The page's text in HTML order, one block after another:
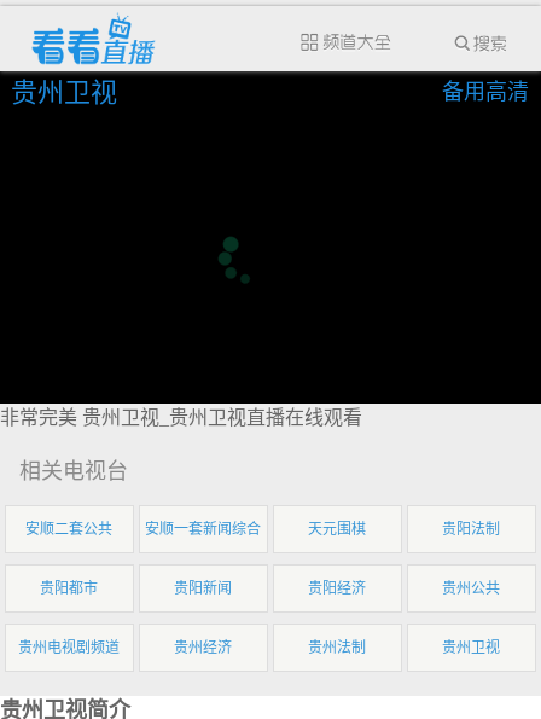
贵州卫视 备用高清
非常完美 贵州卫视_贵州卫视直播在线观看
相关电视台
安顺二套公共 安顺一套新闻综合 天元围棋 贵阳法制
贵阳都市 贵阳新闻 贵阳经济 贵州公共
贵州电视剧频道 贵州经济 贵州法制 贵州卫视
贵州卫视简介